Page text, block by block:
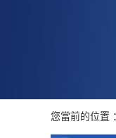
您當前的位置